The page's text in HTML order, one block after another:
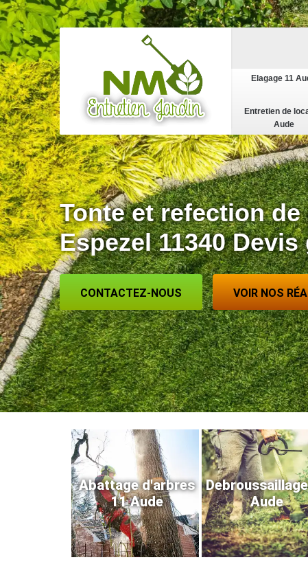
Elagage 11
Entretien de
Aude
Tonte et refection
Espezel 11340
CONTACTEZ-NOUS VOIR NOS
Abattage d'arbres
11 Aude
Aude